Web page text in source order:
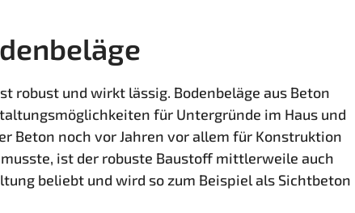
robust und wirkt lässig. Bodenbeläge aus Beton
für Untergründe im Haus und
Beton noch vor Jahren vor allem für Konstruktion
ist der robuste Baustoff mittlerweile auch
beliebt und wird so zum Beispiel als Sichtbeton